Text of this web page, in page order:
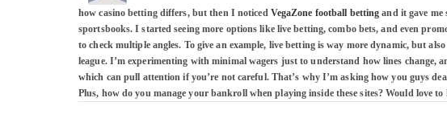
how casino betting differs, but then I noticed VegaZone football betting and it gave me
sportsbooks. I started seeing more options like live betting, combo bets, and even
to check multiple angles. To give an example, live betting is way more dynamic, but
league. I’m experimenting with minimal wagers just to understand how lines
which can pull attention if you’re not careful. That’s why I’m asking how you guys
Plus, how do you manage your bankroll when playing inside these sites? Would love